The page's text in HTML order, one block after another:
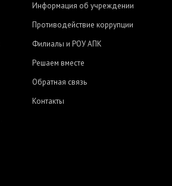
Информация об учреждении
Противодействие коррупции
Филиалы и РОУ АПК
Решаем вместе
Обратная связь
Контакты